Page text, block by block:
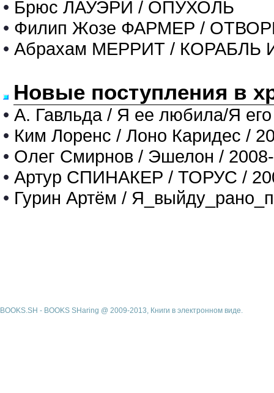
• Брюс ЛАУЭРИ / ОПУХОЛЬ
• Филип Жозе ФАРМЕР /
• Абрахам МЕРРИТ / КОРАБЛЬ
Новые поступления в
• А. Гавльда / Я ее любила/Я
• Ким Лоренс / Лоно Каридес /
• Олег Смирнов / Эшелон /
• Артур СПИНАКЕР / ТОРУС /
• Гурин Артём /
BOOKS.SH - BOOKS SHaring @ 2009-2013, Книги в электронном виде.